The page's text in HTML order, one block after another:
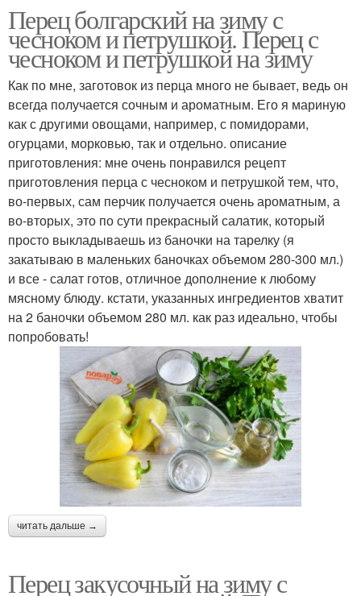
Перец болгарский на зиму с
чесноком и петрушкой. Перец с
чесноком и петрушкой на зиму
Как по мне, заготовок из перца много не бывает, ведь он
всегда получается сочным и ароматным. Его я мариную
как с другими овощами, например, с помидорами,
огурцами, морковью, так и отдельно. описание
приготовления: мне очень понравился рецепт
приготовления перца с чесноком и петрушкой тем, что,
во-первых, сам перчик получается очень ароматным, а
во-вторых, это по сути прекрасный салатик, который
просто выкладываешь из баночки на тарелку (я
закатываю в маленьких баночках объемом 280-300 мл.)
и все - салат готов, отличное дополнение к любому
мясному блюду. кстати, указанных ингредиентов хватит
на 2 баночки объемом 280 мл. как раз идеально, чтобы
попробовать!
читать дальше →
Перец закусочный на зиму с